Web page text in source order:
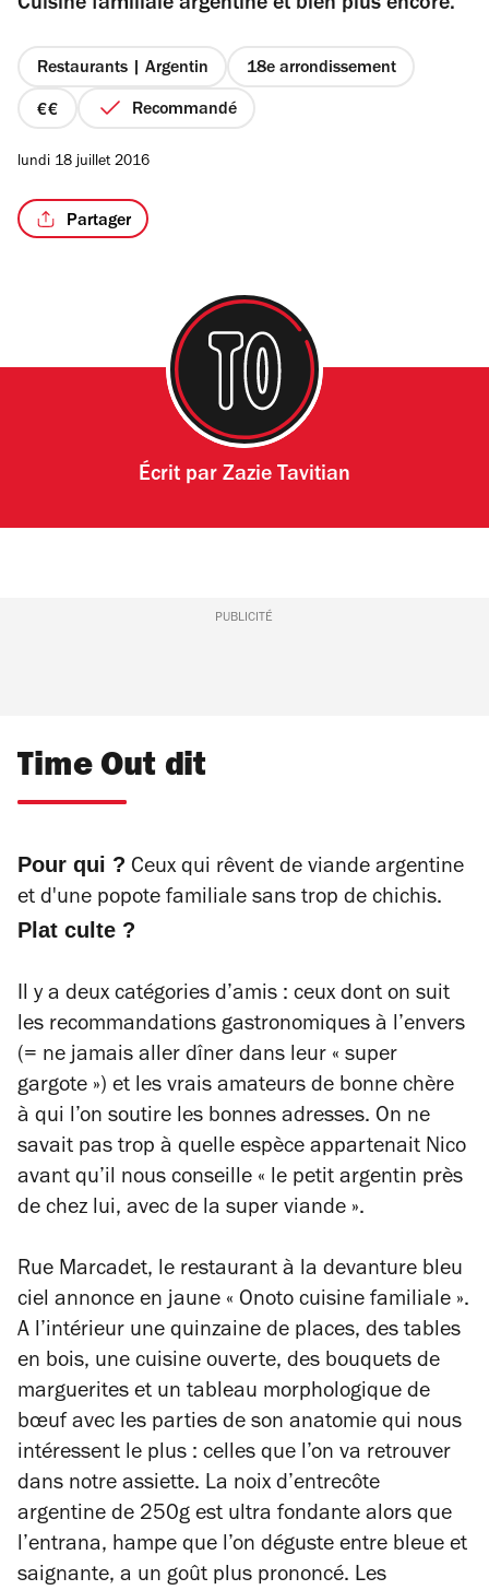
5
Cuisine familiale argentine et bien plus encore.
Restaurants | Argentin 18e arrondissement
prix
4
Recommandé
lundi 18 juillet 2016
Partager
Écrit par Zazie Tavitian
PUBLICITÉ
Time Out dit
Pour qui ? Ceux qui rêvent de viande argentine
et d'une popote familiale sans trop de chichis.
Plat culte ?
Il y a deux catégories d’amis : ceux dont on suit
les recommandations gastronomiques à l’envers
(= ne jamais aller dîner dans leur « super
gargote ») et les vrais amateurs de bonne chère
à qui l’on soutire les bonnes adresses. On ne
savait pas trop à quelle espèce appartenait Nico
avant qu’il nous conseille « le petit argentin près
de chez lui, avec de la super viande ».
Rue Marcadet, le restaurant à la devanture bleu
ciel annonce en jaune « Onoto cuisine familiale ».
A l’intérieur une quinzaine de places, des tables
en bois, une cuisine ouverte, des bouquets de
marguerites et un tableau morphologique de
bœuf avec les parties de son anatomie qui nous
intéressent le plus : celles que l’on va retrouver
dans notre assiette. La noix d’entrecôte
argentine de 250g est ultra fondante alors que
l’entrana, hampe que l’on déguste entre bleue et
saignante, a un goût plus prononcé. Les